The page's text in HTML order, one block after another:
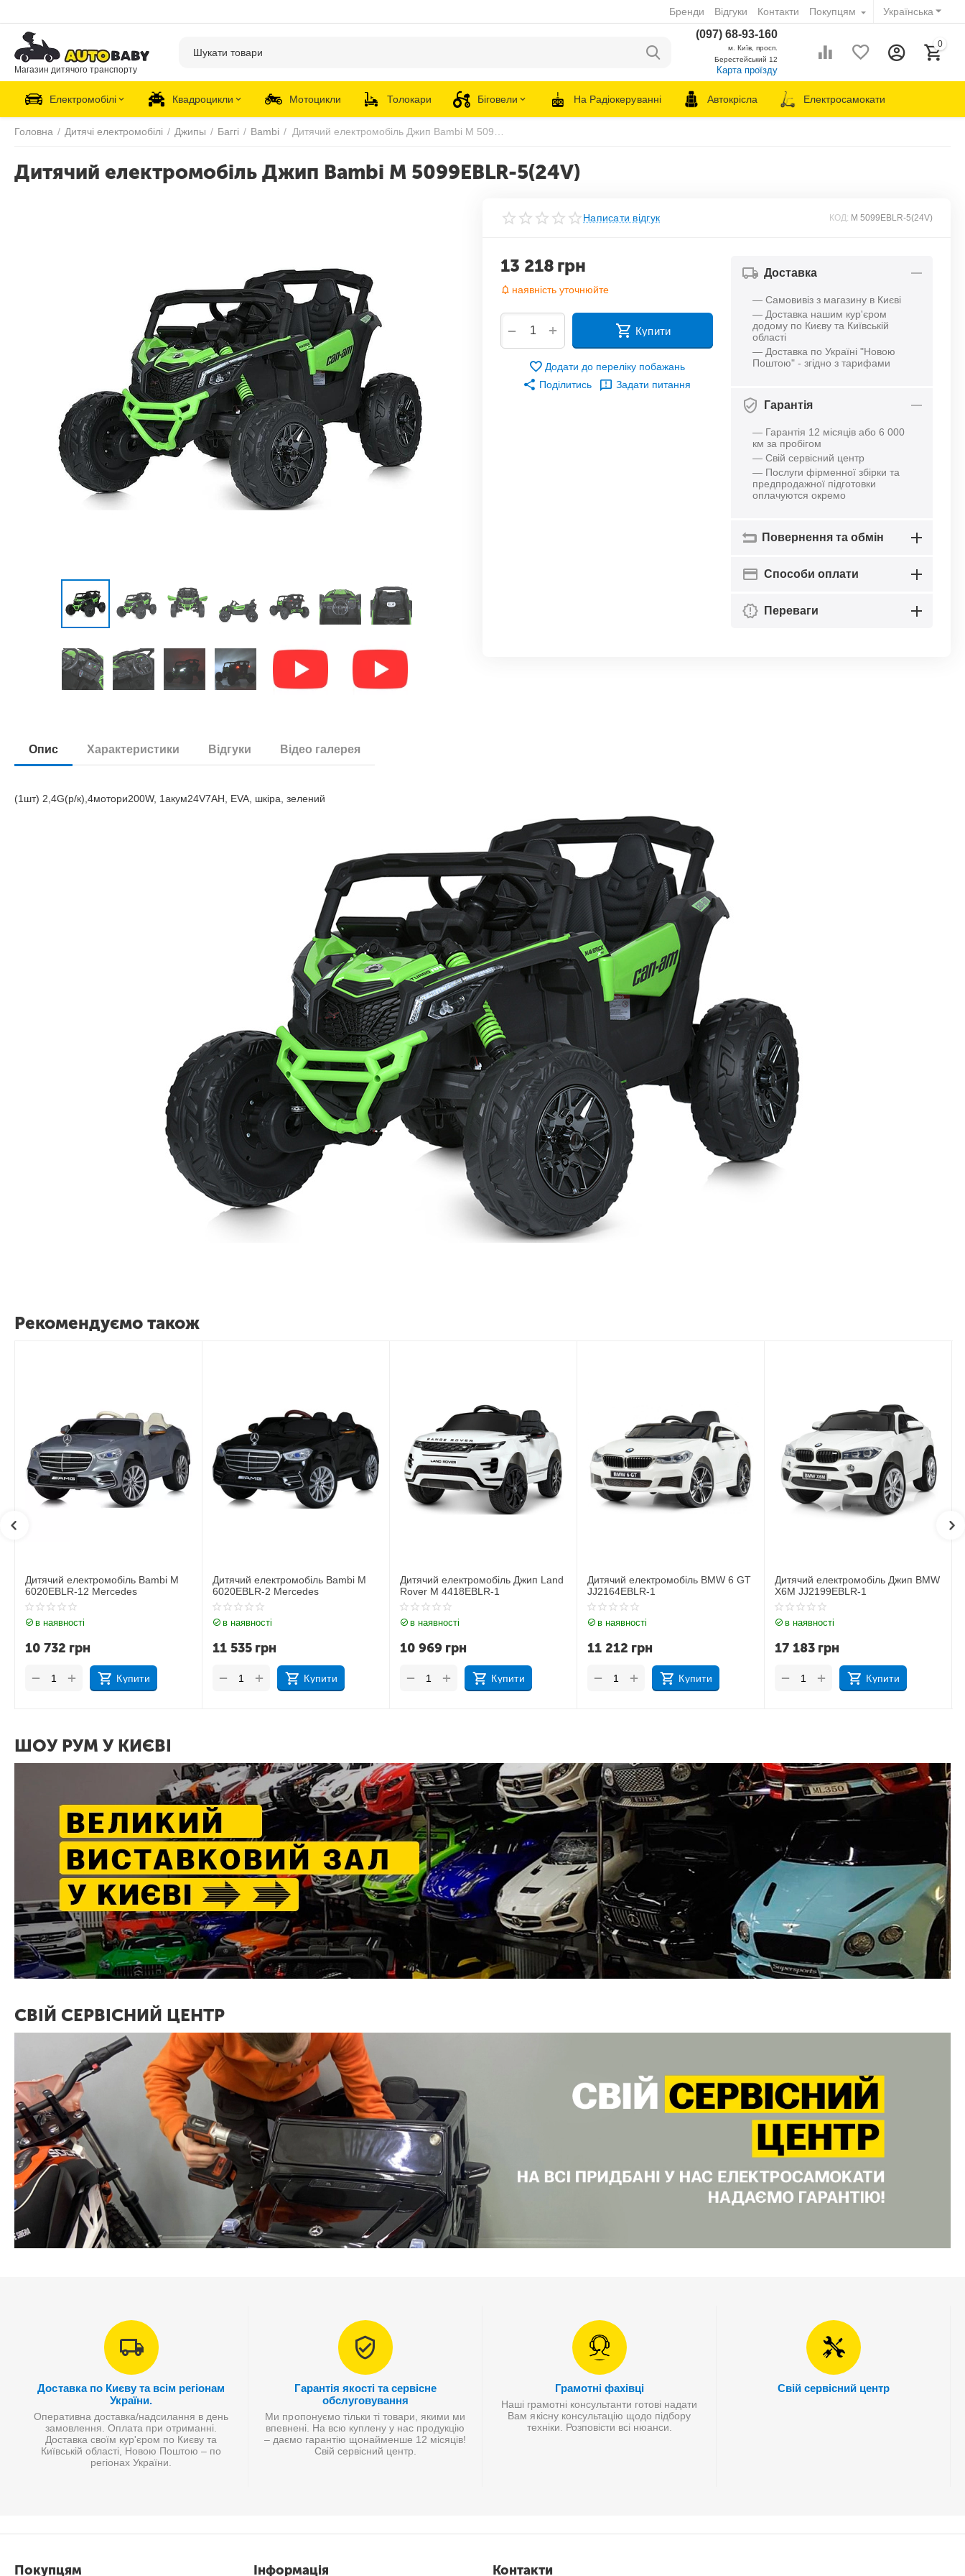
Українська
Бренди Відгуки Контакти Покупцям
Магазин дитячого транспорту
(097) 68-93-160
м. Київ, просп.
Берестейський 12
Карта проїзду
0
Електромобілі Квадроцикли Мотоцикли Толокари Біговели На Радіокеруванні Автокрісла Електросамокати
Головна / Дитячі електромобілі / Джипы / Баггі / Bambi /
Дитячий електромобіль Джип Bambi M 5099EBLR-5(24V)
Написати відгук КОД: M 5099EBLR-5(24V)
13 218 грн
наявність уточнюйте
+
− Купити
Додати до переліку побажань
Поділитись
Задати питання
Доставка
— Самовивіз з магазину в Києві
— Доставка нашим кур'єром
додому по Києву та Київській
області
— Доставка по Україні "Новою
Поштою" - згідно з тарифами
Гарантія
— Гарантія 12 місяців або 6 000
км за пробігом
— Свій сервісний центр
— Послуги фірменної збірки та
предпродажної підготовки
оплачуются окремо
Повернення та обмін
Способи оплати
Переваги
Опис Характеристики Відгуки Відео галерея
(1шт) 2,4G(р/к),4мотори200W, 1акум24V7AH, EVA, шкiра, зелений
Рекомендуємо також
Дитячий електромобіль Bambi M
6020EBLR-12 Mercedes
в наявності
10 732 грн
Купити
+
−
Дитячий електромобіль Bambi M
6020EBLR-2 Mercedes
в наявності
11 535 грн
Купити
+
−
Дитячий електромобіль Джип Land
Rover M 4418EBLR-1
в наявності
10 969 грн
Купити
+
−
Дитячий електромобіль BMW 6 GT
JJ2164EBLR-1
в наявності
11 212 грн
Купити
+
−
Дитячий електромобіль Джип BMW
X6M JJ2199EBLR-1
в наявності
17 183 грн
Купити
+
−
ШОУ РУМ У КИЄВІ
СВІЙ СЕРВІСНИЙ ЦЕНТР
Доставка по Києву та всім регіонам
України.
Оперативна доставка/надсилання в день
замовлення. Оплата при отриманні.
Доставка своїм кур'єром по Києву та
Київській області, Новою Поштою – по
регіонах України.
Гарантія якості та сервісне
обслуговування
Ми пропонуємо тільки ті товари, якими ми
впевнені. На всю куплену у нас продукцію
– даємо гарантію щонайменше 12 місяців!
Свій сервісний центр.
Грамотні фахівці
Наші грамотні консультанти готові надати
Вам якісну консультацію щодо підбору
техніки. Розповісти всі нюанси.
Свій сервісний центр
Покупцям Інформація Контакти